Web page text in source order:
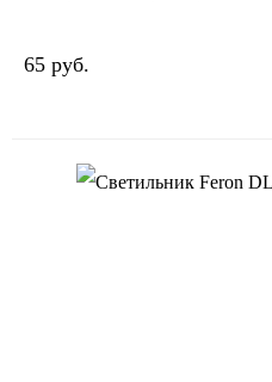
65 руб.